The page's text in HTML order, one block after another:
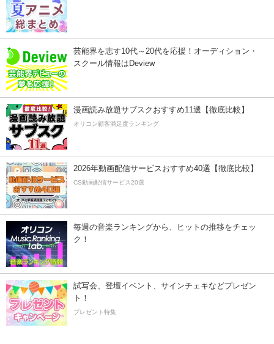
芸能界を志す10代～20代を応援！オーディション・
スクール情報はDeview
漫画読み放題サブスクおすすめ11選【徹底比較】
オリコン顧客満足度ランキング
2026年動画配信サービスおすすめ40選【徹底比較】
CS動画配信サービス20選
毎週の音楽ランキングから、ヒットの推移をチェッ
ク！
試写会、登壇イベント、サインチェキなどプレゼン
ト！
プレゼント特集